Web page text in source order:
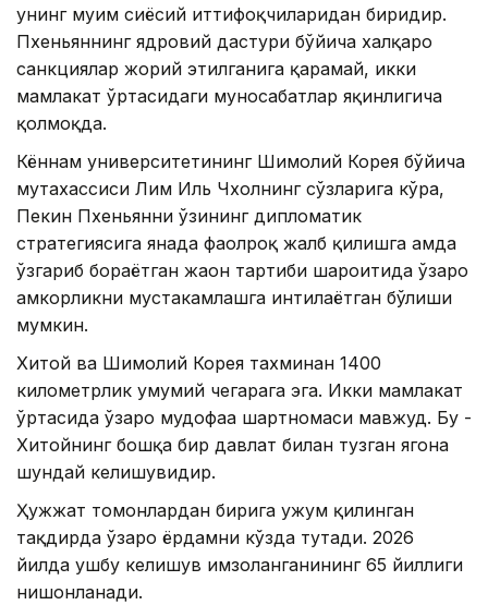
унинг муҳим сиёсий иттифоқчиларидан биридир.
Пхеньяннинг ядровий дастури бўйича халқаро
санкциялар жорий этилганига қарамай, икки
мамлакат ўртасидаги муносабатлар яқинлигича
қолмоқда.
Кённам университетининг Шимолий Корея бўйича
мутахассиси Лим Иль Чхолнинг сўзларига кўра,
Пекин Пхеньянни ўзининг дипломатик
стратегиясига янада фаолроқ жалб қилишга ҳамда
ўзгариб бораётган жаҳон тартиби шароитида ўзаро
ҳамкорликни мустаҳкамлашга интилаётган бўлиши
мумкин.
Хитой ва Шимолий Корея тахминан 1400
километрлик умумий чегарага эга. Икки мамлакат
ўртасида ўзаро мудофаа шартномаси мавжуд. Бу -
Хитойнинг бошқа бир давлат билан тузган ягона
шундай келишувидир.
Ҳужжат томонлардан бирига ҳужум қилинган
тақдирда ўзаро ёрдамни кўзда тутади. 2026
йилда ушбу келишув имзоланганининг 65 йиллиги
нишонланади.